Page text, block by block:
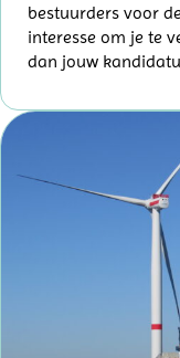
bestuurders voor
interesse om je te
dan jouw